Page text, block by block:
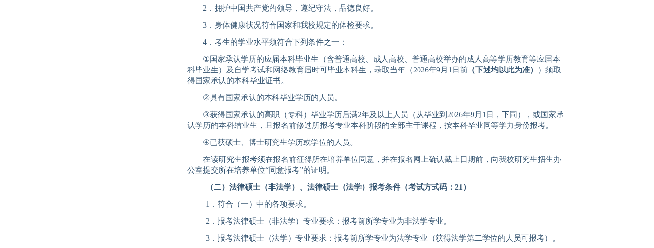
2 ． 拥护中国共产党的领导，遵纪守法， 品德良好。
3． 身体健康状况符合国家和我校规定的体检要求。
4． 考生的学业水平须符合下列条件之一：
①国家承认学历的应届本科毕业生 （含普通高校、成人高校、普通高校举办的成人高等学历教育等应届本
科毕业生）及自学考试和网络教育届时可毕业本科生，录取当年（2026年9月 1 日前（下述均以此为准）
）须取
得国家承认的本科毕业证书。
②具有国家承认的本科毕业学历的人员。
③获得国家承认的高职 （专科） 毕业学历后满2年及以上人员 （从毕业到 2026年9月 1 日，下同）， 或国家承
认学历的本科结业生 ，且 报名前修过所报考专业本科阶段的全部主干课程 ， 按本科毕业同等学力身份报考。
④已获硕士、博士研究生学历或学位的人员。
在读研究生报考须在报名前征得所在培养单位同意，并在报名网上确认截止日期前，向我校研究生招生办
公室提交所在培养单位“同意报考”的证明 。
（二）法律硕士（非法学）、法律硕士（法学）报考条件（考试方式码： 21 ）
1 ．符合（一）中的各项要求。
2 ．报考法律硕士（非法学）专业要求：报考前所学专业为非法学专业。
3．报考法律硕士（法学）专业要求：报考前所学专业为法学专业（获得法学第二学位的人员可报考）。